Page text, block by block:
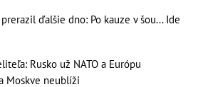
ďalšie dno: Po kauze v šou... Ide
Rusko už NATO a Európu
Moskve neublíži